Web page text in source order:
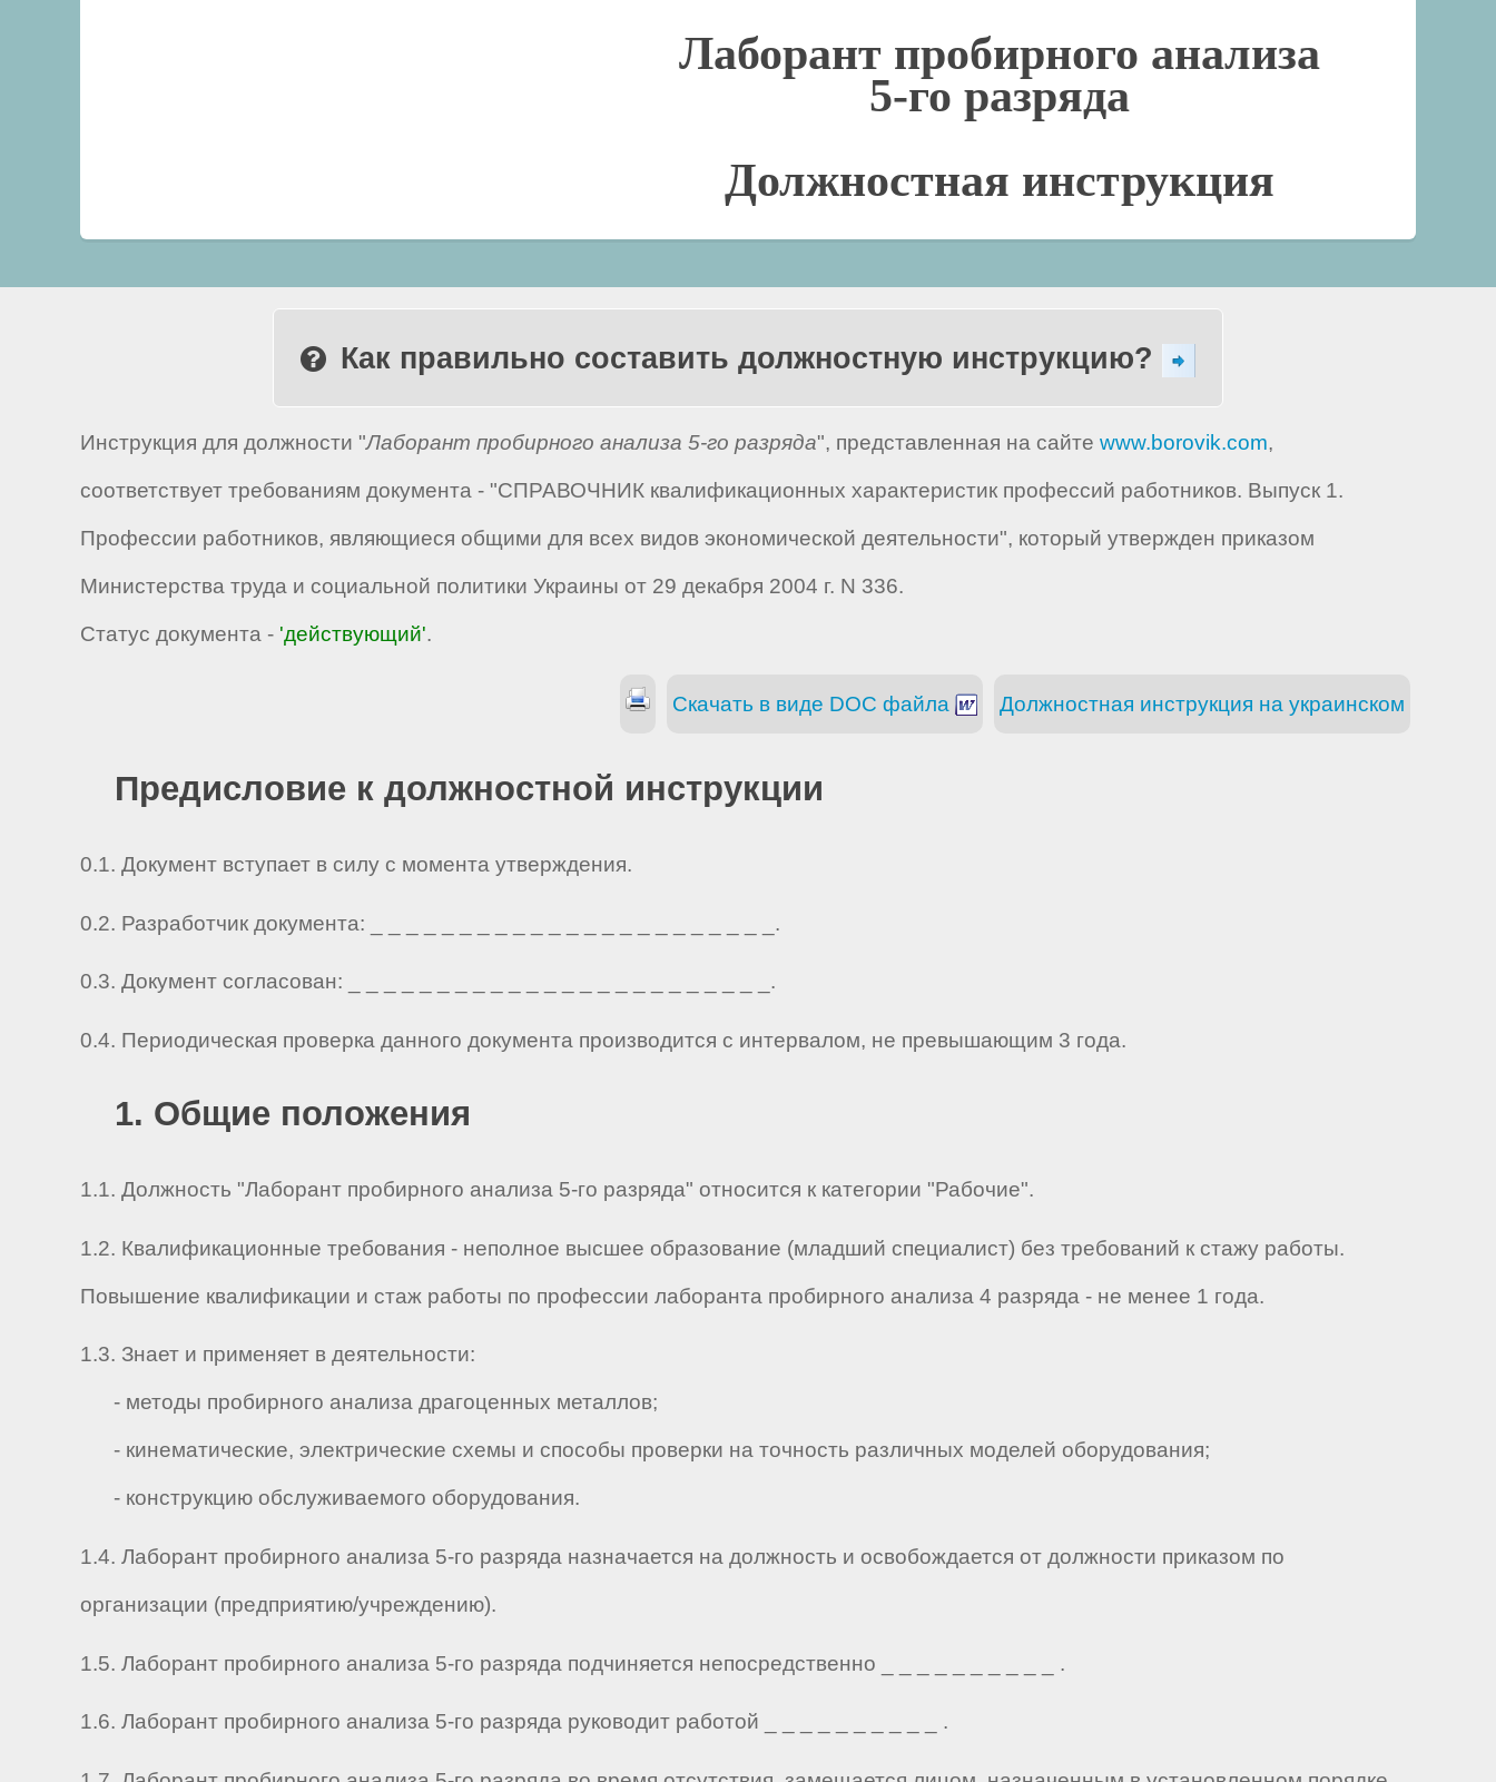
Лаборант пробирного анализа
5-го разряда
Должностная инструкция
Как правильно составить должностную инструкцию?
Инструкция для должности "Лаборант пробирного анализа 5-го разряда", представленная на сайте www.borovik.com,
соответствует требованиям документа - "СПРАВОЧНИК квалификационных характеристик профессий работников. Выпуск 1.
Профессии работников, являющиеся общими для всех видов экономической деятельности", который утвержден приказом
Министерства труда и социальной политики Украины от 29 декабря 2004 г. N 336.
Статус документа - 'действующий'.
Должностная инструкция на украинском
Скачать в виде DOC файла
Предисловие к должностной инструкции
0.1. Документ вступает в силу с момента утверждения.
0.2. Разработчик документа: _ _ _ _ _ _ _ _ _ _ _ _ _ _ _ _ _ _ _ _ _ _ _.
0.3. Документ согласован: _ _ _ _ _ _ _ _ _ _ _ _ _ _ _ _ _ _ _ _ _ _ _ _.
0.4. Периодическая проверка данного документа производится с интервалом, не превышающим 3 года.
1. Общие положения
1.1. Должность "Лаборант пробирного анализа 5-го разряда" относится к категории "Рабочие".
1.2. Квалификационные требования - неполное высшее образование (младший специалист) без требований к стажу работы.
Повышение квалификации и стаж работы по профессии лаборанта пробирного анализа 4 разряда - не менее 1 года.
1.3. Знает и применяет в деятельности:
- методы пробирного анализа драгоценных металлов;
- кинематические, электрические схемы и способы проверки на точность различных моделей оборудования;
- конструкцию обслуживаемого оборудования.
1.4. Лаборант пробирного анализа 5-го разряда назначается на должность и освобождается от должности приказом по
организации (предприятию/учреждению).
1.5. Лаборант пробирного анализа 5-го разряда подчиняется непосредственно _ _ _ _ _ _ _ _ _ _ .
1.6. Лаборант пробирного анализа 5-го разряда руководит работой _ _ _ _ _ _ _ _ _ _ .